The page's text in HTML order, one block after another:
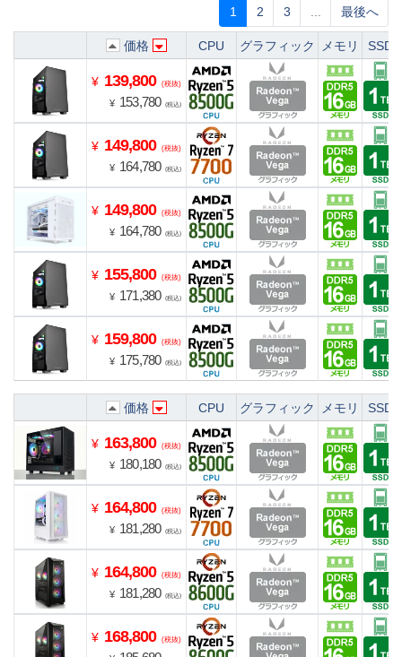
1
2 3 ... 最後へ
価格 CPU グラフィック メモリ SSD
¥ 139,800 (税抜)
¥ 153,780 (税込)
¥ 149,800 (税抜)
¥ 164,780 (税込)
¥ 149,800 (税抜)
¥ 164,780 (税込)
¥ 155,800 (税抜)
¥ 171,380 (税込)
¥ 159,800 (税抜)
¥ 175,780 (税込)
価格 CPU グラフィック メモリ SSD
¥ 163,800 (税抜)
¥ 180,180 (税込)
¥ 164,800 (税抜)
¥ 181,280 (税込)
¥ 164,800 (税抜)
¥ 181,280 (税込)
¥ 168,800 (税抜)